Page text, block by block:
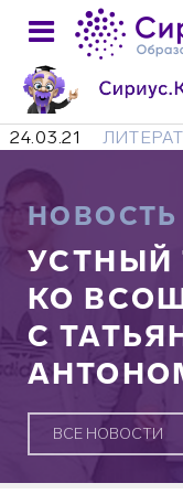
24.03.21
НОВОСТЬ
УСТНЫЙ
КО
С
ВСЕ НОВОСТИ